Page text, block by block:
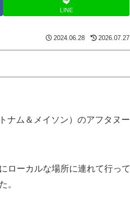
LINE
2024.06.28 2026.07.27
ナム＆メイソン）のアフタヌー
ローカルな場所に連れて行って
。